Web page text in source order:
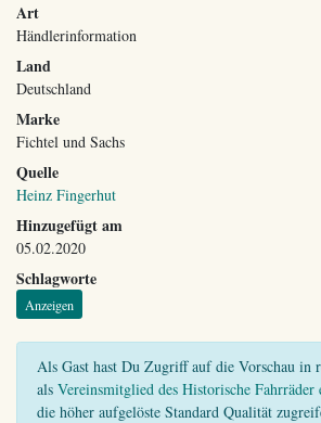
Art
Händlerinformation
Land
Deutschland
Marke
Fichtel und Sachs
Quelle
Heinz Fingerhut
Hinzugefügt am
05.02.2020
Schlagworte
Anzeigen
Als Gast hast Du Zugriff auf die Vorschau in
als Vereinsmitglied des Historische Fahrräder
die höher aufgelöste Standard Qualität